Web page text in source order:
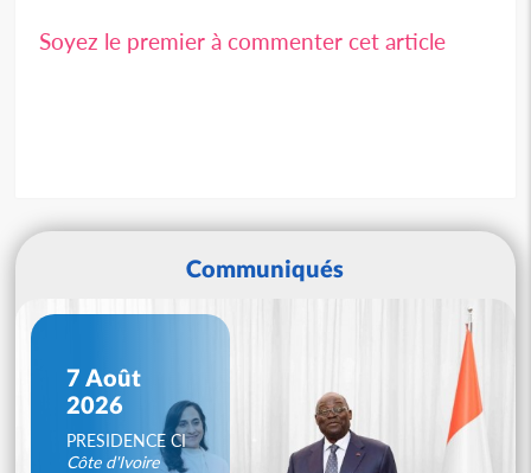
Soyez le premier à commenter cet article
Communiqués
7 Août
2026
PRESIDENCE CI
Côte d'Ivoire